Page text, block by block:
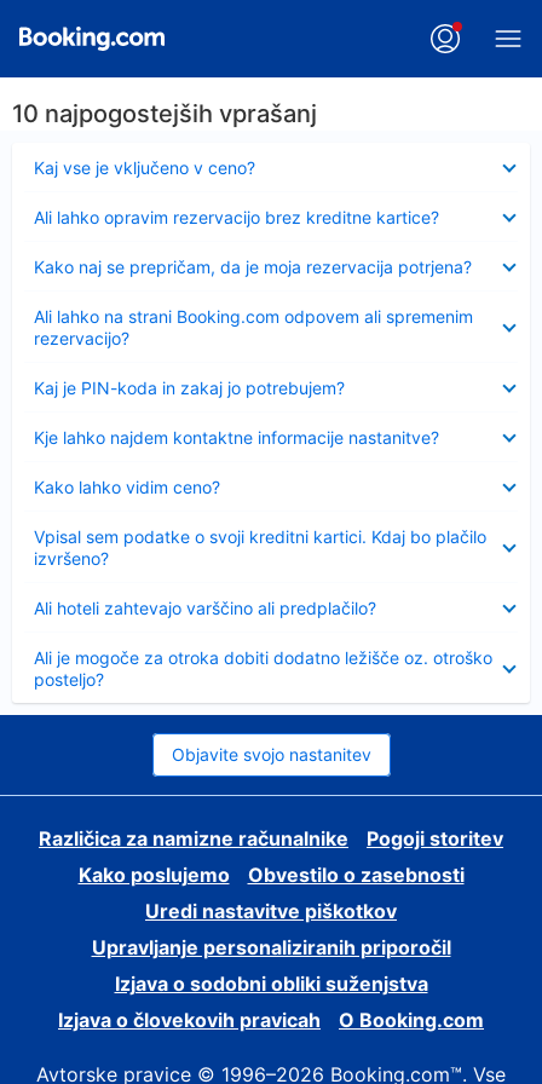
10 najpogostejših vprašanj
Kaj vse je vključeno v ceno?
Ali lahko opravim rezervacijo brez kreditne kartice?
Kako naj se prepričam, da je moja rezervacija potrjena?
Ali lahko na strani Booking.com odpovem ali spremenim
rezervacijo?
Kaj je PIN-koda in zakaj jo potrebujem?
Kje lahko najdem kontaktne informacije nastanitve?
Kako lahko vidim ceno?
Vpisal sem podatke o svoji kreditni kartici. Kdaj bo plačilo
izvršeno?
Ali hoteli zahtevajo varščino ali predplačilo?
Ali je mogoče za otroka dobiti dodatno ležišče oz. otroško
posteljo?
Objavite svojo nastanitev
Različica za namizne računalnike
Pogoji storitev
Kako poslujemo
Obvestilo o zasebnosti
Uredi nastavitve piškotkov
Upravljanje personaliziranih priporočil
Izjava o sodobni obliki suženjstva
Izjava o človekovih pravicah
O Booking.com
Avtorske pravice © 1996–2026 Booking.com™. Vse